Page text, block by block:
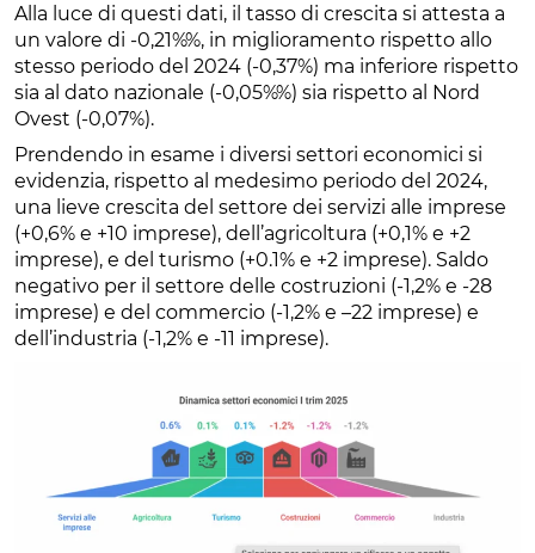
Alla luce di questi dati, il tasso di crescita si attesta a
un valore di -0,21%%, in miglioramento rispetto allo
stesso periodo del 2024 (-0,37%) ma inferiore rispetto
sia al dato nazionale (-0,05%%) sia rispetto al Nord
Ovest (-0,07%).
Prendendo in esame i diversi settori economici si
evidenzia, rispetto al medesimo periodo del 2024,
una lieve crescita del settore dei servizi alle imprese
(+0,6% e +10 imprese), dell’agricoltura (+0,1% e +2
imprese), e del turismo (+0.1% e +2 imprese). Saldo
negativo per il settore delle costruzioni (-1,2% e -28
imprese) e del commercio (-1,2% e –22 imprese) e
dell’industria (-1,2% e -11 imprese).